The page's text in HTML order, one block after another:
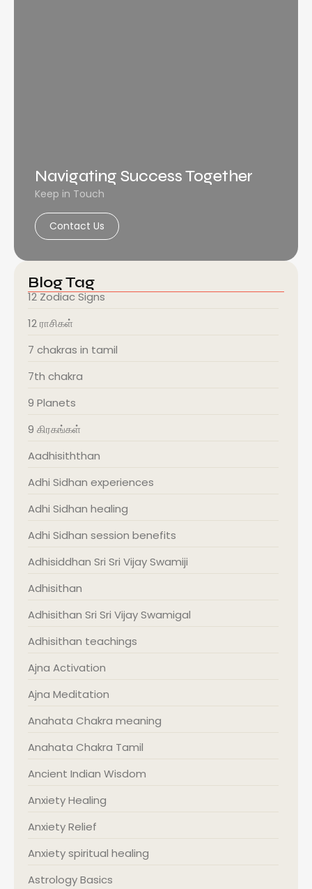
Navigating Success Together
Keep in Touch
Contact Us
Blog Tag
12 Zodiac Signs
12 ராசிகள்
7 chakras in tamil
7th chakra
9 Planets
9 கிரகங்கள்
Aadhisiththan
Adhi Sidhan experiences
Adhi Sidhan healing
Adhi Sidhan session benefits
Adhisiddhan Sri Sri Vijay Swamiji
Adhisithan
Adhisithan Sri Sri Vijay Swamigal
Adhisithan teachings
Ajna Activation
Ajna Meditation
Anahata Chakra meaning
Anahata Chakra Tamil
Ancient Indian Wisdom
Anxiety Healing
Anxiety Relief
Anxiety spiritual healing
Astrology Basics